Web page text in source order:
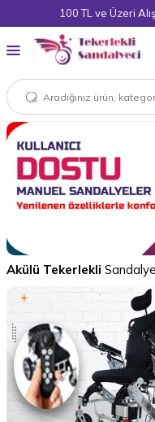
100 TL ve Üzeri
Akülü Tekerlekli Sandalye